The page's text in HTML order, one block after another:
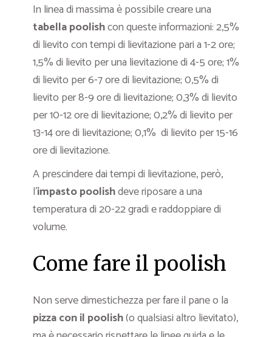
In linea di massima è possibile creare una
tabella poolishcon queste informazioni: 2,5%
di lievito con tempi di lievitazione pari a 1-2 ore;
1,5% di lievito per una lievitazione di 4-5 ore; 1%
di lievito per 6-7 ore di lievitazione; 0,5% di
lievito per 8-9 ore di lievitazione; 0,3% di lievito
per 10-12 ore di lievitazione; 0,2% di lievito per
13-14 ore di lievitazione; 0,1% di lievito per 15-16
ore di lievitazione.
A prescindere dai tempi di lievitazione, però,
l’impasto poolishdeve riposare a una
temperatura di 20-22 gradi e raddoppiare di
volume.
Come fare il poolish
Non serve dimestichezza per fare il pane o la
pizza con il poolish(o qualsiasi altro lievitato),